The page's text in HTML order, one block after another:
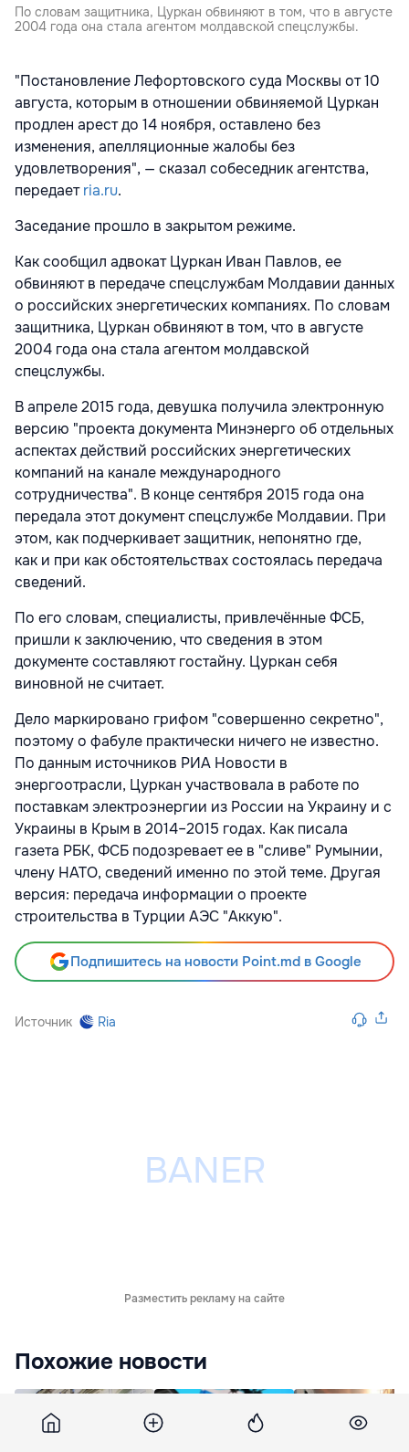
По словам защитника, Цуркан обвиняют в том, что в августе
2004 года она стала агентом молдавской спецслужбы.
"Постановление Лефортовского суда Москвы от 10
августа, которым в отношении обвиняемой Цуркан
продлен арест до 14 ноября, оставлено без
изменения, апелляционные жалобы без
удовлетворения", — сказал собеседник агентства,
передаетria.ru.
Заседание прошло в закрытом режиме.
Как сообщил адвокат Цуркан Иван Павлов, ее
обвиняют в передаче спецслужбам Молдавии данных
о российских энергетических компаниях. По словам
защитника, Цуркан обвиняют в том, что в августе
2004 года она стала агентом молдавской
спецслужбы.
В апреле 2015 года, девушка получила электронную
версию "проекта документа Минэнерго об отдельных
аспектах действий российских энергетических
компаний на канале международного
сотрудничества". В конце сентября 2015 года она
передала этот документ спецслужбе Молдавии. При
этом, как подчеркивает защитник, непонятно где,
как и при как обстоятельствах состоялась передача
сведений.
По его словам, специалисты, привлечённые ФСБ,
пришли к заключению, что сведения в этом
документе составляют гостайну. Цуркан себя
виновной не считает.
Дело маркировано грифом "совершенно секретно",
поэтому о фабуле практически ничего не известно.
По данным источников РИА Новости в
энергоотрасли, Цуркан участвовала в работе по
поставкам электроэнергии из России на Украину и с
Украины в Крым в 2014–2015 годах. Как писала
газета РБК, ФСБ подозревает ее в "сливе" Румынии,
члену НАТО, сведений именно по этой теме. Другая
версия: передача информации о проекте
строительства в Турции АЭС "Аккую".
Подпишитесь на новости Point.md в Google
Источник Ria
Разместить рекламу на сайте
Похожие новости